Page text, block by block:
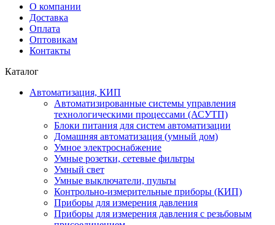
О компании
Доставка
Оплата
Оптовикам
Контакты
Каталог
Автоматизация, КИП
Автоматизированные системы управления
технологическими процессами (АСУТП)
Блоки питания для систем автоматизации
Домашняя автоматизация (умный дом)
Умное электроснабжение
Умные розетки, сетевые фильтры
Умный свет
Умные выключатели, пульты
Контрольно-измерительные приборы (КИП)
Приборы для измерения давления
Приборы для измерения давления с резьбовым